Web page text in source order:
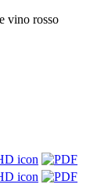
vino rosso